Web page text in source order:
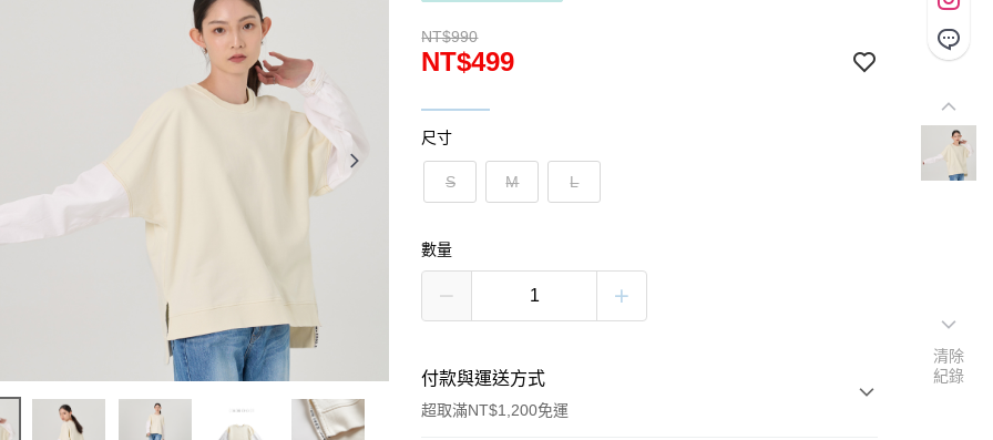
NT$990
NT$499
尺寸
S M L
數量
付款與運送方式
超取滿NT$1,200免運
清除
紀錄